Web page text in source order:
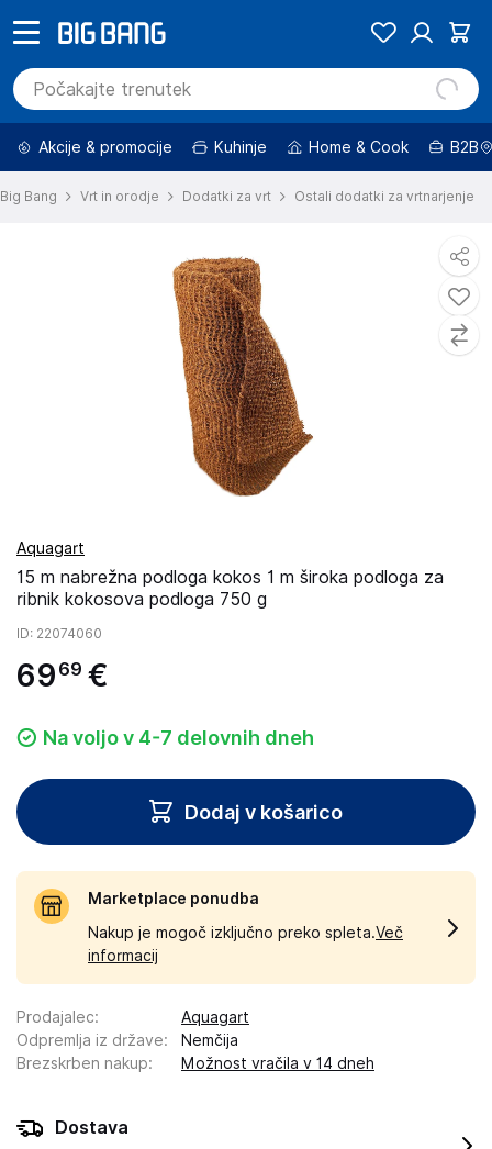
Akcije & promocije Kuhinje Home & Cook B2B
Big Bang Vrt in orodje Dodatki za vrt Ostali dodatki za vrtnarjenje
Aquagart
15 m nabrežna podloga kokos 1 m široka podloga za
ribnik kokosova podloga 750 g
ID: 22074060
69 69 €
Na voljo v 4-7 delovnih dneh
Dodaj v košarico
Marketplace ponudba
Nakup je mogoč izključno preko spleta.Več
informacij
Prodajalec:
Aquagart
Odpremlja iz države:
Nemčija
Brezskrben nakup: Možnost vračila v 14 dneh
Dostava